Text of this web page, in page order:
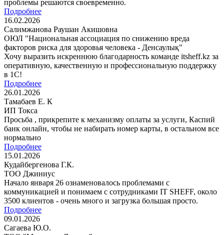
проблемы решаются своевременно.
Подробнее
16.02.2026
Салимжанова Раушан Акишовна
ОЮЛ "Национальная ассоциация по снижению вреда
факторов риска для здоровья человека - Денсаулық"
Хочу выразить искреннюю благодарность команде itsheff.kz за
оперативную, качественную и профессиональную поддержку
в 1С!
Подробнее
26.01.2026
Тамабаев Е. К
ИП Токса
Просьба , прикрепите к механизму оплаты за услуги, Каспий
банк онлайн, чтобы не набирать номер карты, в остальном все
нормально
Подробнее
15.01.2026
Кудайбергенова Г.К.
ТОО Джиниус
Начало января 26 ознаменовалось проблемами с
коммуникацией и понимаем с сотрудниками IT SHEFF, около
3500 клиентов - очень много и загрузка большая просто.
Подробнее
09.01.2026
Сагаева Ю.О.